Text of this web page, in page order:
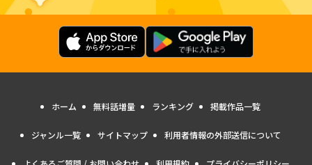
ホーム 無料話増量 ランキング 掲載作品一覧
ジャンル一覧 サイトマップ 利用者情報の外部送信について